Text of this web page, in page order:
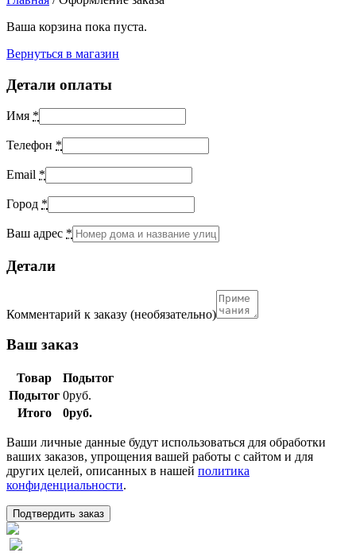
Ваша корзина пока пуста.
Вернуться в магазин
Детали оплаты
Имя *
Телефон *
Email *
Город *
Ваш адрес *
Детали
Комментарий к заказу (необязательно)
Ваш заказ
Товар
Подытог
Подытог 0руб.
Итого
0руб.
Ваши личные данные будут использоваться для обработки
ваших заказов, упрощения вашей работы с сайтом и для
других целей, описанных в нашей политика
конфиденциальности.
Подтвердить заказ